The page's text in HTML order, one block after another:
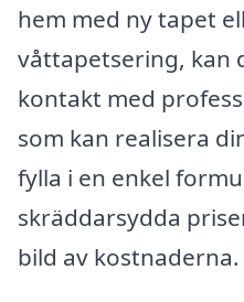
hem med ny tapet
våttapetsering, kan
kontakt med
som kan realisera
fylla i en enkel
skräddarsydda
bild av kostnaderna.